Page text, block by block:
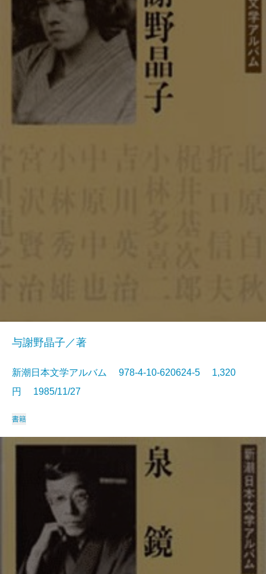
与謝野晶子／著
新潮日本文学アルバム 978-4-10-620624-5 1,320
円 1985/11/27
書籍